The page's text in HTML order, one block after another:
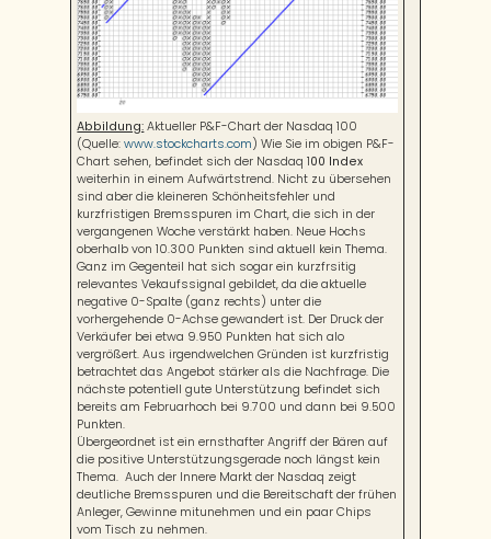
Abbildung: Aktueller P&F-Chart der Nasdaq 100
(Quelle:www.stockcharts.com) Wie Sie im obigen P&F-
Chart sehen, befindet sich der Nasdaq 100 Index
weiterhin in einem Aufwärtstrend. Nicht zu übersehen
sind aber die kleineren Schönheitsfehler und
kurzfristigen Bremsspuren im Chart, die sich in der
vergangenen Woche verstärkt haben. Neue Hochs
oberhalb von 10.300 Punkten sind aktuell kein Thema.
Ganz im Gegenteil hat sich sogar ein kurzfrsitig
relevantes Vekaufssignal gebildet, da die aktuelle
negative 0-Spalte (ganz rechts) unter die
vorhergehende 0-Achse gewandert ist. Der Druck der
Verkäufer bei etwa 9.950 Punkten hat sich alo
vergrößert. Aus irgendwelchen Gründen ist kurzfristig
betrachtet das Angebot stärker als die Nachfrage. Die
nächste potentiell gute Unterstützung befindet sich
bereits am Februarhoch bei 9.700 und dann bei 9.500
Punkten.
Übergeordnet ist ein ernsthafter Angriff der Bären auf
die positive Unterstützungsgerade noch längst kein
Thema. Auch der Innere Markt der Nasdaq zeigt
deutliche Bremsspuren und die Bereitschaft der frühen
Anleger, Gewinne mitunehmen und ein paar Chips
vom Tisch zu nehmen.